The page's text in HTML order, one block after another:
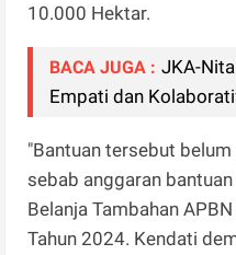
10.000 Hektar.
BACA JUGA : JKA-
Empati dan
"Bantuan tersebut
sebab anggaran
Belanja Tambahan
Tahun 2024. Kendati